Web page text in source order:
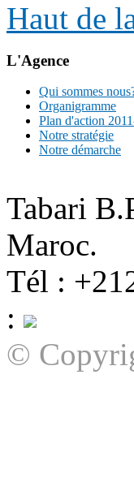
Haut de
L'Agence
Qui sommes
Organigramme
Plan d'action
Notre stratégie
Notre démarche
Tabari
Maroc.
Tél :
:
©